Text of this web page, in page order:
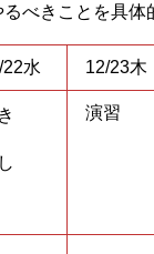
べきことを具体
22水 12/23木
演習